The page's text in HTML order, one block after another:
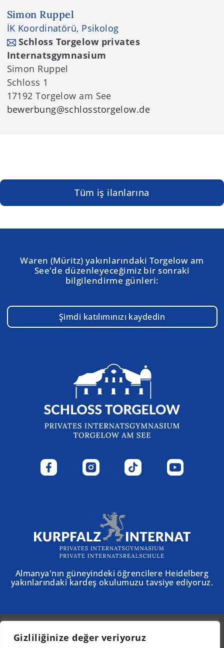
Gizliliğinize değer veriyoruz
Simon Ruppel
İK Koordinatörü, Psikolog
Schloss Torgelow privates
Internatsgymnasium
Simon Ruppel
Schloss 1
17192 Torgelow am See
bewerbung@schlosstorgelow.de
Tüm iş ilanlarına
Waren (Müritz) yakınlarındaki Torgelow am
See'de düzenleyeceğimiz bir sonraki
bilgilendirme günleri:
Şimdi katılımınızı kaydedin
Almanya'nın güneyindeki öğrencilere Heidelberg
yakınlarındaki kardeş okulumuzu tavsiye ediyoruz.
© 2025 - Schloss Torgelow